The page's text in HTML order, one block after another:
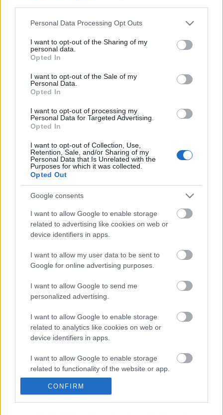
Please note that this website/app uses one or more Google
not limited to your visit or usage behaviour. You may click to
grant or deny consent to Google and its third-party tags to
use your data for below specified purposes in below Google
consent section.
Personal Data Processing Opt Outs
I want to opt-out of the Sharing of my
personal data.
Opted In
I want to opt-out of the Sale of my
Personal Data.
Opted In
I want to opt-out of processing my
Personal Data for Targeted Advertising.
Opted In
I want to opt-out of Collection, Use,
Retention, Sale, and/or Sharing of my
Personal Data that Is Unrelated with the
Purposes for which it was collected.
Opted Out
Google consents
I want to allow Google to enable storage
related to advertising like cookies on web or
device identifiers in apps.
I want to allow my user data to be sent to
Google for online advertising purposes.
I want to allow Google to send me
personalized advertising.
I want to allow Google to enable storage
related to analytics like cookies on web or
device identifiers in apps.
I want to allow Google to enable storage
related to functionality of the website or app.
I want to allow Google to enable storage
CONFIRM
Gárdonyi Gézatörténete a századforduló
egy letűnőfélben lévő világot, ahol a család döntése
megkérdőjelezhetetlen.
A központ magyar évadának novemberi előadásán a
Janikacímű vígjátékot, karácsony előtt
Benedek
Miklósrendezésében Kecskemétről érkezik a
Meseautó
István Macskajátékcímű tragikomédiája lesz
Judittal, Molnár Piroskával, Csomós Marival
Jordán Tamássala főbb szerepekben, februárban
pedig azAsszony a fronton
regényből készült monodrámát állítja színpadra a
Rózsavölgyi Szalon.
Az évadotLajtai Lajosés
című operettje zárja a Bessenyei-központban.
Forrás: MTI
Ajánlott bejegyzések:
Nagy sikerrel zárult a Veszprémi Petőfi
Színház érzékenyítő fesztiválja